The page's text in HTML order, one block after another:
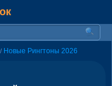
/ Новые Рингтоны 2026